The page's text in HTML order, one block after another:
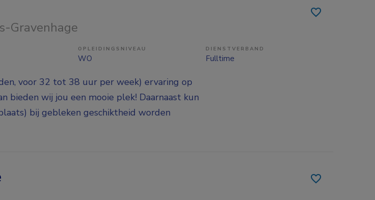
Gravenhage
OPLEIDINGSNIVEAU
WO
DIENSTVERBAND
Fulltime
voor 32 tot 38 uur per week) ervaring op
bieden wij jou een mooie plek! Daarnaast kun
bij gebleken geschiktheid worden